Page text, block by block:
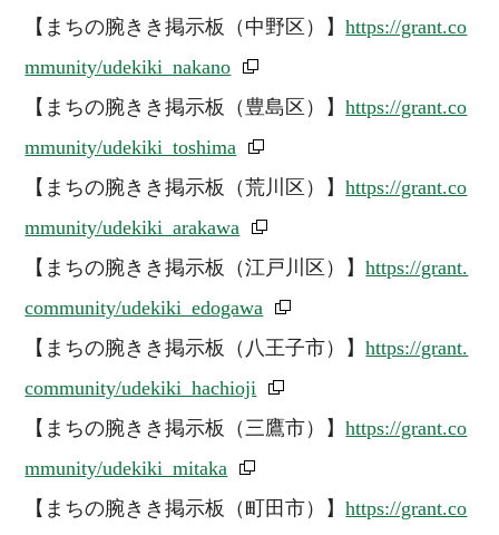
【まちの腕きき掲示板（中野区）】https://grant.co
mmunity/udekiki_nakano
【まちの腕きき掲示板（豊島区）】https://grant.co
mmunity/udekiki_toshima
【まちの腕きき掲示板（荒川区）】https://grant.co
mmunity/udekiki_arakawa
【まちの腕きき掲示板（江戸川区）】https://grant.
community/udekiki_edogawa
【まちの腕きき掲示板（八王子市）】https://grant.
community/udekiki_hachioji
【まちの腕きき掲示板（三鷹市）】https://grant.co
mmunity/udekiki_mitaka
【まちの腕きき掲示板（町田市）】https://grant.co